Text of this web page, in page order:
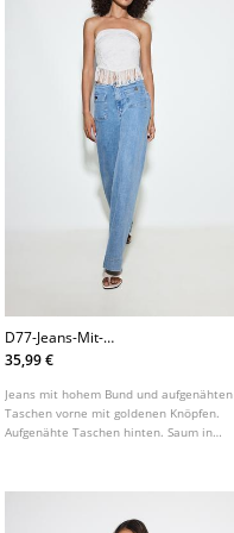
D77-Jeans-Mit-
Minimalistischen-Taschen
35,99 €
Jeans mit hohem Bund und aufgenähten
Taschen vorne mit goldenen Knöpfen.
Aufgenähte Taschen hinten. Saum in
verschiedenen Farben erhältlich.